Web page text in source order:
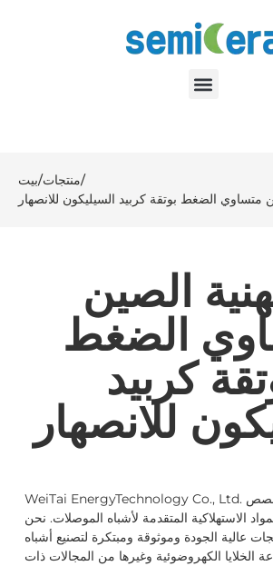
بيت/منتجات/
متساوي الضغط بوتقة كربيد السيليكون للانصهار
الصين
الضغط
كربيد
للانصهار
WeiTai EnergyTechnology Co., Ltd. هي مورد رائد متخصص
الاستهلاكية المتقدمة لأشباه الموصلات. نحن
عالية الجودة وموثوقة ومبتكرة لتصنيع أشباه
الخلايا الكهروضوئية وغيرها من المجالات ذات